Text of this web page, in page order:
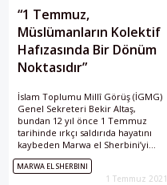
“1 Temmuz,
Müslümanların Kolektif
Hafızasında Bir Dönüm
Noktasıdır”
İslam Toplumu Millî Görüş (İGMG)
Genel Sekreteri Bekir Altaş,
bundan 12 yıl önce 1 Temmuz
tarihinde ırkçı saldırıda hayatını
kaybeden Marwa el Sherbini’yi
andı.
MARWA EL SHERBINI
1 Temmuz 2021